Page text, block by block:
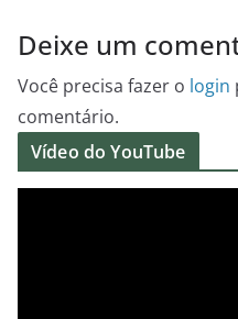
Deixe um
Você precisa fazer o login
comentário.
Vídeo do YouTube